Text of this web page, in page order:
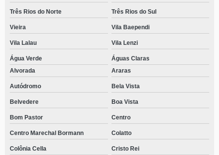
Três Rios do Norte Três Rios do Sul
Vieira Vila Baependi
Vila Lalau Vila Lenzi
Água Verde
Águas Claras
Alvorada
Araras
Autódromo Bela Vista
Belvedere Boa Vista
Bom Pastor Centro
Centro Marechal Bormann Colatto
Colônia Cella Cristo Rei